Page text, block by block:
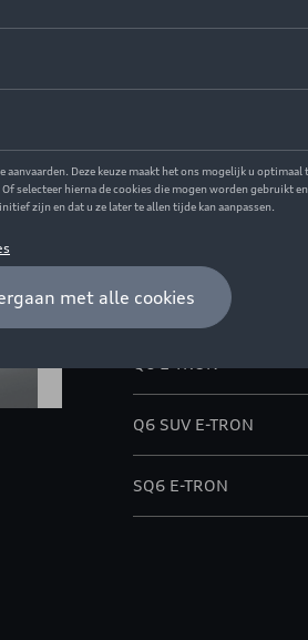
Beschrijving
Model(len)
Q6 SUV E-TRON
SQ6 E-TRON